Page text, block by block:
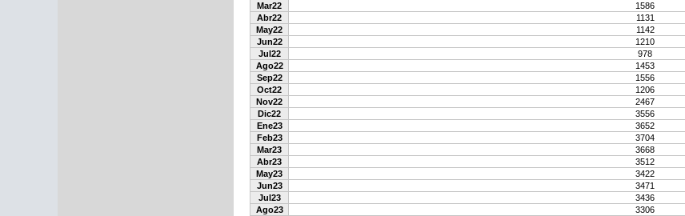
Mar22
1586
Abr22
1131
May22
1142
Jun22
1210
Jul22
978
Ago22
1453
Sep22
1556
Oct22
1206
Nov22
2467
Dic22
3556
Ene23
3652
Feb23
3704
Mar23
3668
Abr23
3512
May23
3422
Jun23
3471
Jul23
3436
Ago23
3306